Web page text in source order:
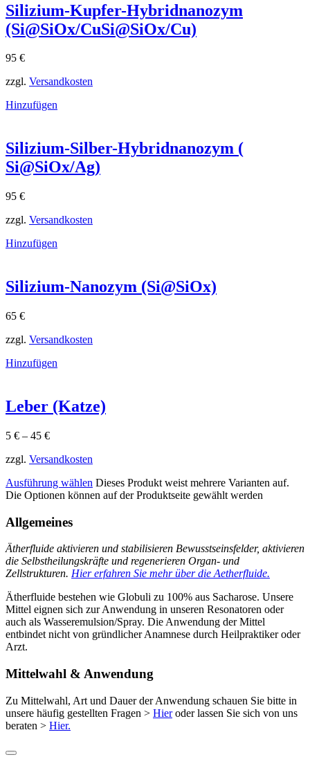
Silizium-Kupfer-Hybridnanozym
(Si@SiOx/CuSi@SiOx​/Cu)
95 €
zzgl. Versandkosten
Hinzufügen
Silizium-Silber-Hybridnanozym (
Si@SiOx/Ag)
95 €
zzgl. Versandkosten
Hinzufügen
Silizium-Nanozym (Si@SiOx)
65 €
zzgl. Versandkosten
Hinzufügen
Leber (Katze)
5 € – 45 €
zzgl. Versandkosten
Ausführung wählen Dieses Produkt weist mehrere Varianten auf.
Die Optionen können auf der Produktseite gewählt werden
Allgemeines
Ätherfluide aktivieren und stabilisieren Bewusstseinsfelder, aktivieren
die Selbstheilungskräfte und regenerieren Organ- und
Zellstrukturen. Hier erfahren Sie mehr über die Aetherfluide.
Ätherfluide bestehen wie Globuli zu 100% aus Sacharose. Unsere
Mittel eignen sich zur Anwendung in unseren Resonatoren oder
auch als Wasseremulsion/Spray. Die Anwendung der Mittel
entbindet nicht von gründlicher Anamnese durch Heilpraktiker oder
Arzt.
Mittelwahl & Anwendung
Zu Mittelwahl, Art und Dauer der Anwendung schauen Sie bitte in
unsere häufig gestellten Fragen > Hieroder lassen Sie sich von uns
beraten > Hier.